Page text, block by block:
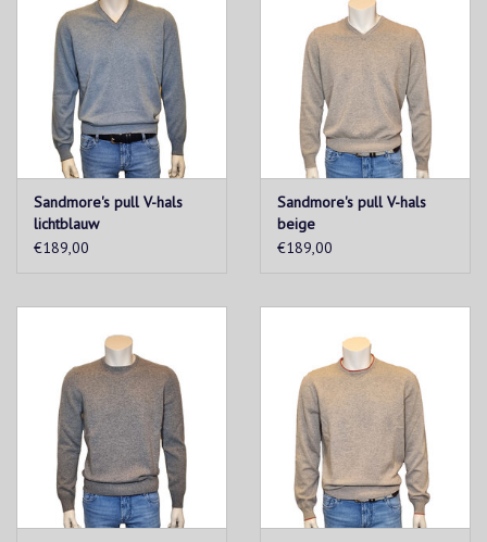
Sandmore's pull V-hals
lichtblauw
€189,00
Sandmore's pull V-hals
beige
€189,00